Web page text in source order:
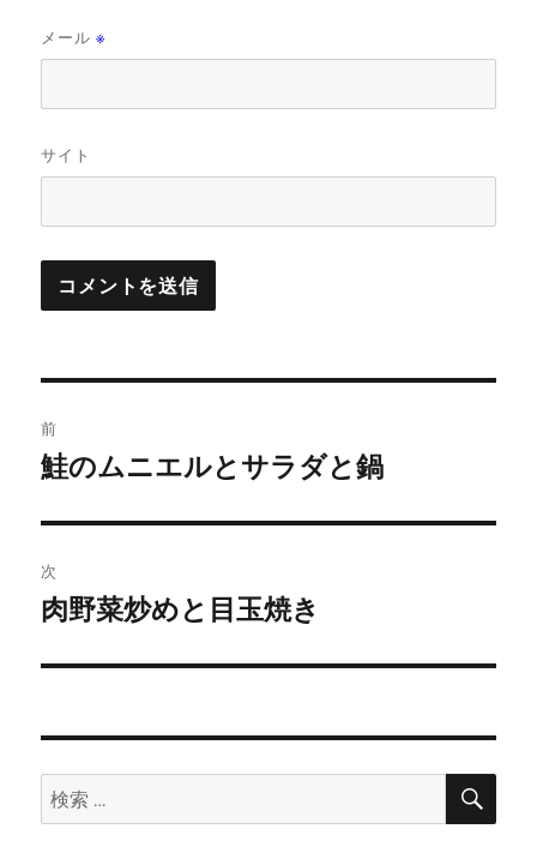
メール※
サイト
稿
ビ
ゲ
ー
ン
前
前
投
稿:
鮭のムニエルとサラダと鍋
次
次
投
肉野菜炒めと目玉焼き
検
索:
検